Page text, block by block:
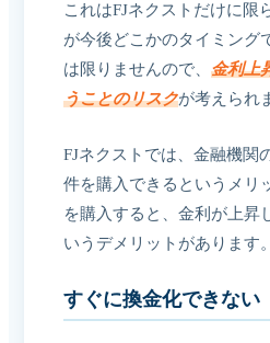
これはFJネクストだけに限
が今後どこかのタイミング
は限りませんので、 金利上
うことのリスクが考えられ
FJネクストでは、金融機関
件を購入できるというメリ
を購入すると、金利が上昇
いうデメリットがあります。
すぐに換金化できない